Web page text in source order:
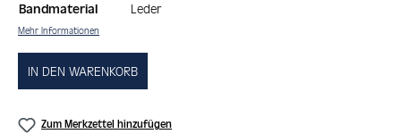
Bandmaterial
Leder
Mehr Informationen
IN DEN WARENKORB
Zum Merkzettel hinzufügen